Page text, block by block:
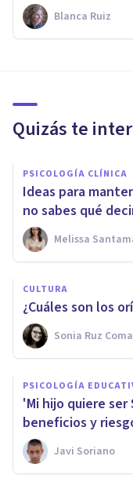
Blanca Ruiz
Quizás te
PSICOLOGÍA CLÍNICA
Ideas para
no sabes qué
Melissa
CULTURA
¿Cuáles son los
Sonia Ruz
PSICOLOGÍA
'Mi hijo quiere
beneficios y
Javi Soriano